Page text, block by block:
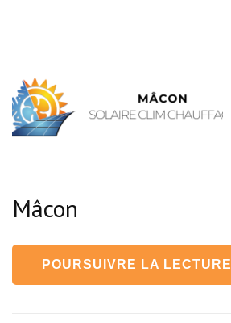
Mâcon
POURSUIVRE LA LECTURE